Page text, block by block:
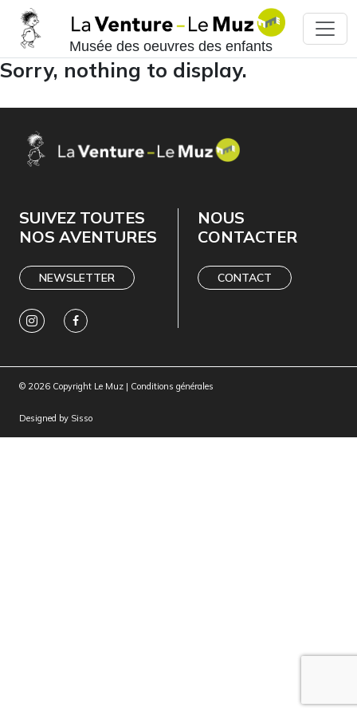
Musée des oeuvres des enfants
Sorry, nothing to display.
SUIVEZ TOUTES
NOS AVENTURES
NEWSLETTER
NOUS
CONTACTER
CONTACT
© 2026 Copyright Le Muz | Conditions générales
Designed by Sisso